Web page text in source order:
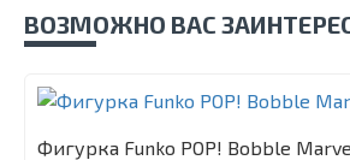
ВОЗМОЖНО ВАС